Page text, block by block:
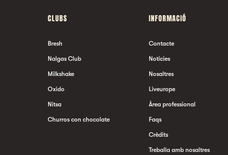
CLUBS
Bresh
Nalgas Club
Milkshake
Oxido
Nitsa
Churros con chocolate
INFORMACIÓ
Contacte
Notícies
Nosaltres
Liveurope
Àrea professional
Faqs
Crèdits
Treballa amb nosaltres